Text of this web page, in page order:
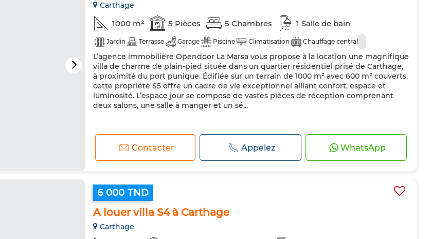
Carthage
1000 m² 5 Pièces 5 Chambres 1 Salle de bain
Jardin Terrasse Garage Piscine Climatisation Chauffage central
L’agence immobilière Opendoor La Marsa vous propose à la location une magnifique
villa de charme de plain-pied située dans un quartier résidentiel prisé de Carthage,
à proximité du port punique. Édifiée sur un terrain de 1000 m² avec 600 m² couverts,
cette propriété S5 offre un cadre de vie exceptionnel alliant confort, espace et
luminosité. L’espace jour se compose de vastes pièces de réception comprenant
deux salons, une salle à manger et un sé...
Contacter Appelez WhatsApp
6 000 TND
A louer villa S4 à Carthage
Carthage